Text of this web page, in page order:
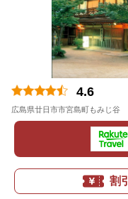
4.6
広島県廿日市市宮島町もみじ谷
割